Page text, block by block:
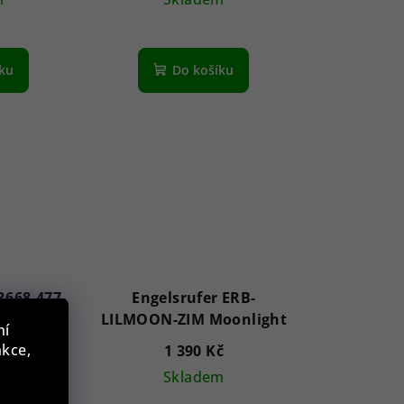
Do košíku
477-
Engelsrufer ERB-
LILMOON-ZIM Moonlight
1 390 Kč
Skladem